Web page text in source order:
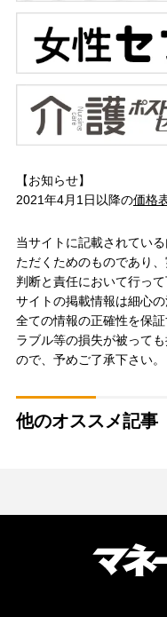
【お知らせ】
2021年4月1日以降の価格
当サイトに記載されてい
ただくためのものであり
判断と責任において行っ
サイトの掲載情報は細心
全ての情報の正確性を保
ラブル等の損失が被って
ので、予めご了承下さい。
他のオススメ記事